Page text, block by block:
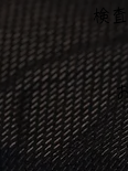
検